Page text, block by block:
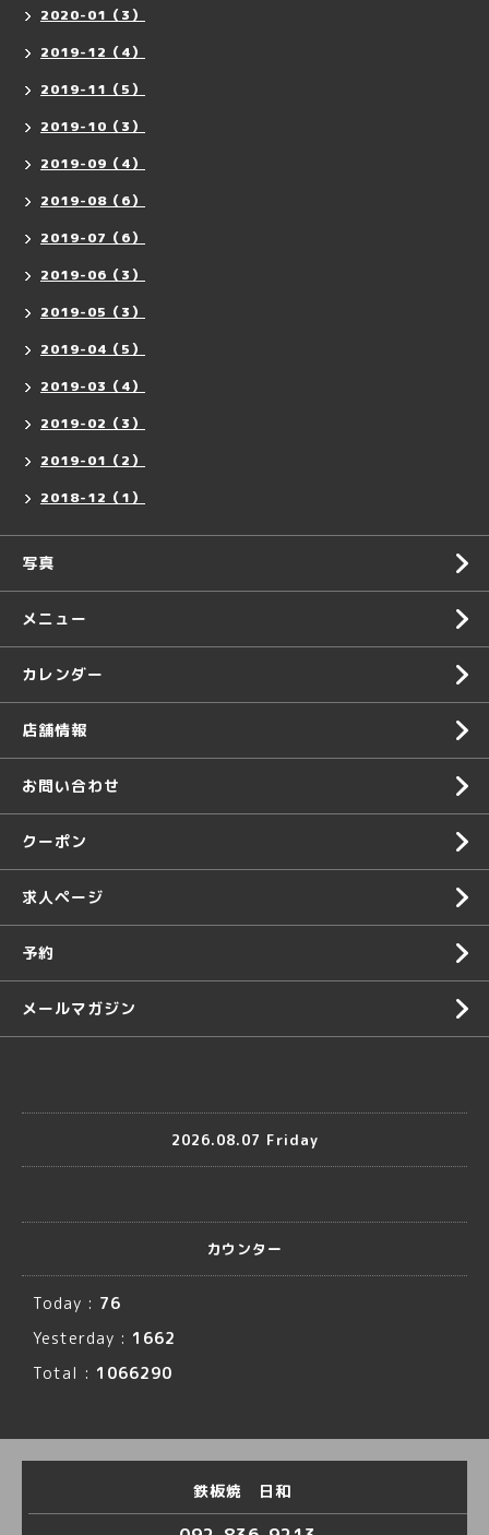
2020-01（3）
2019-12（4）
2019-11（5）
2019-10（3）
2019-09（4）
2019-08（6）
2019-07（6）
2019-06（3）
2019-05（3）
2019-04（5）
2019-03（4）
2019-02（3）
2019-01（2）
2018-12（1）
写真
メニュー
カレンダー
店舗情報
お問い合わせ
クーポン
求人ページ
予約
メールマガジン
2026.08.07 Friday
カウンター
Today : 76
Yesterday : 1662
Total : 1066290
鉄板焼 日和